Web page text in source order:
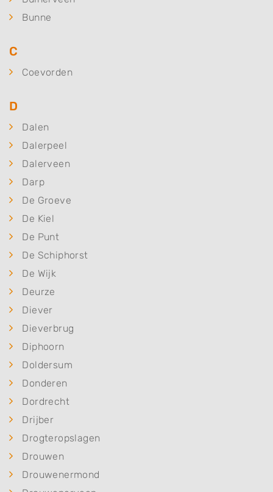
Bunne
C
Coevorden
D
Dalen
Dalerpeel
Dalerveen
Darp
De Groeve
De Kiel
De Punt
De Schiphorst
De Wijk
Deurze
Diever
Dieverbrug
Diphoorn
Doldersum
Donderen
Dordrecht
Drijber
Drogteropslagen
Drouwen
Drouwenermond